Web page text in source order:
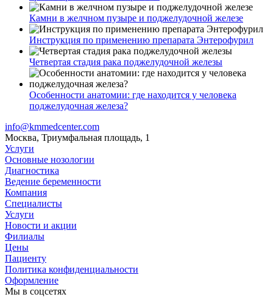
Камни в желчном пузыре и поджелудочной железе
Инструкция по применению препарата Энтерофурил
Четвертая стадия рака поджелудочной железы
Особенности анатомии: где находится у человека
поджелудочная железа?
info@kmmedcenter.com
Москва, Триумфальная площадь, 1
Услуги
Основные нозологии
Диагностика
Ведение беременности
Компания
Специалисты
Услуги
Новости и акции
Филиалы
Цены
Пациенту
Политика конфиденциальности
Оформление
Мы в соцсетях